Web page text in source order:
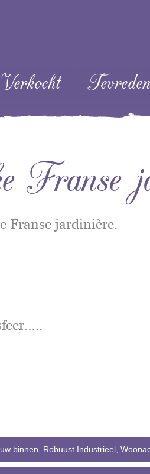
Verkocht
Franse
Franse jardinière.
binnen, Robuust Industrieel,